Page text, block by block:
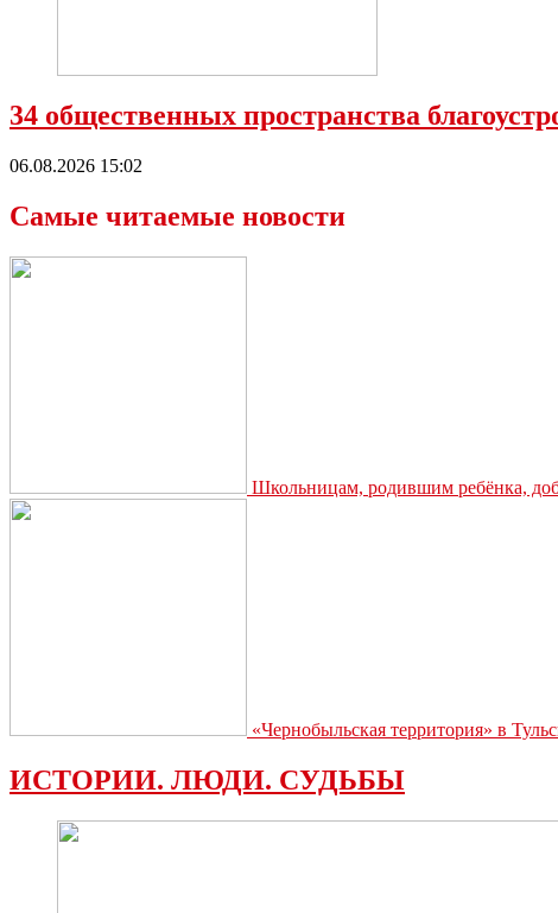
34 общественных пространства
06.08.2026 15:02
Самые читаемые новости
Школьницам, родившим ребёнка,
«Чернобыльская территория» в
ИСТОРИИ. ЛЮДИ. СУДЬБЫ